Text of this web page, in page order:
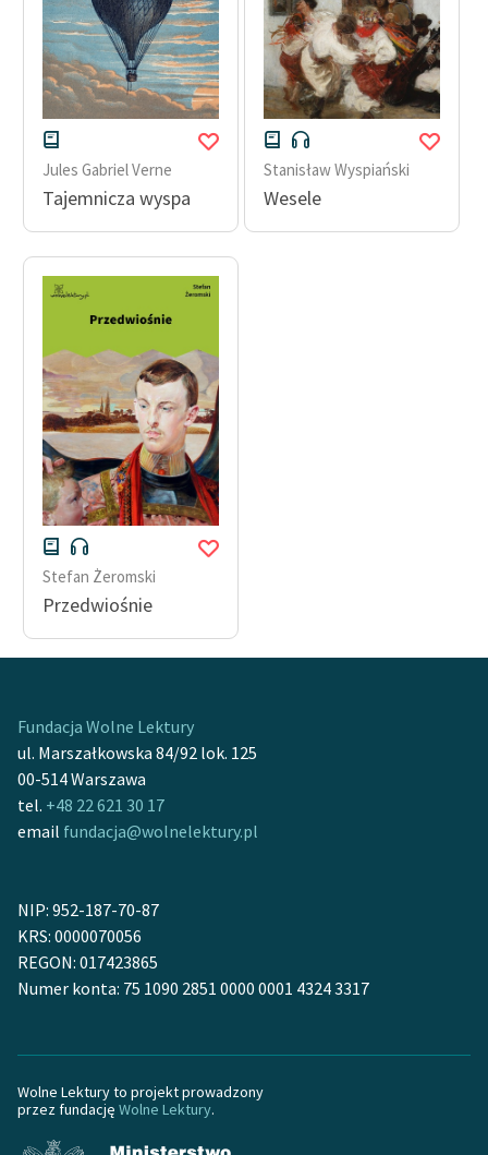
Jules Gabriel Verne
Tajemnicza wyspa
Stanisław Wyspiański
Wesele
Stefan Żeromski
Przedwiośnie
Fundacja Wolne Lektury
ul. Marszałkowska 84/92 lok. 125
00-514 Warszawa
tel. +48 22 621 30 17
email fundacja@wolnelektury.pl
NIP: 952-187-70-87
KRS: 0000070056
REGON: 017423865
Numer konta: 75 1090 2851 0000 0001 4324 3317
Wolne Lektury to projekt prowadzony
przez fundację Wolne Lektury.